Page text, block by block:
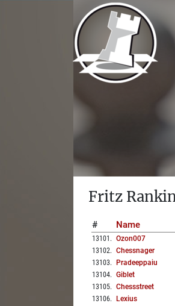
Fritz
# Name
13101 . Ozon007
13102. Chessnager
13103. Pradeeppaiu
13104. Giblet
13105. Chessstreet
13106. Lexius